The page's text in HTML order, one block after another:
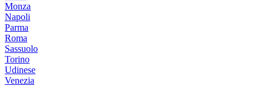
Monza
Napoli
Parma
Roma
Sassuolo
Torino
Udinese
Venezia